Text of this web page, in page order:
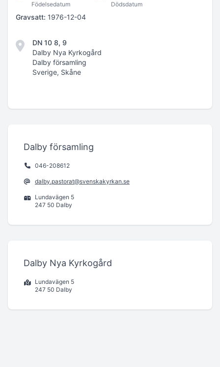
Födelsedatum Dödsdatum
Gravsatt: 1976-12-04
DN 10 8, 9
Dalby Nya Kyrkogård
Dalby församling
Sverige, Skåne
Dalby församling
046-208612
dalby.pastorat@svenskakyrkan.se
Lundavägen 5
247 50 Dalby
Dalby Nya Kyrkogård
Lundavägen 5
247 50 Dalby